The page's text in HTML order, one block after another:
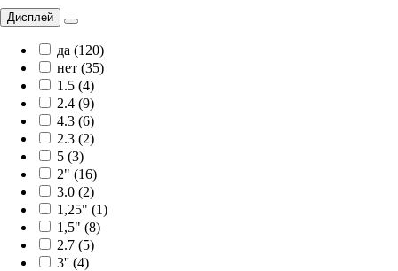
Дисплей
да (120)
нет (35)
1.5 (4)
2.4 (9)
4.3 (6)
2.3 (2)
5 (3)
2" (16)
3.0 (2)
1,25" (1)
1,5" (8)
2.7 (5)
3'' (4)